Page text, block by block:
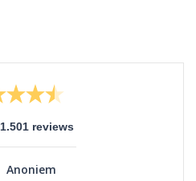
1.501 reviews
Anoniem